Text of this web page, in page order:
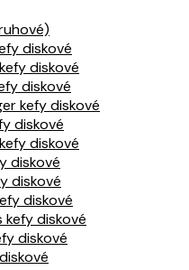
diskové
diskové
diskové
kefy diskové
diskové
diskové
diskové
diskové
diskové
kefy diskové
diskové